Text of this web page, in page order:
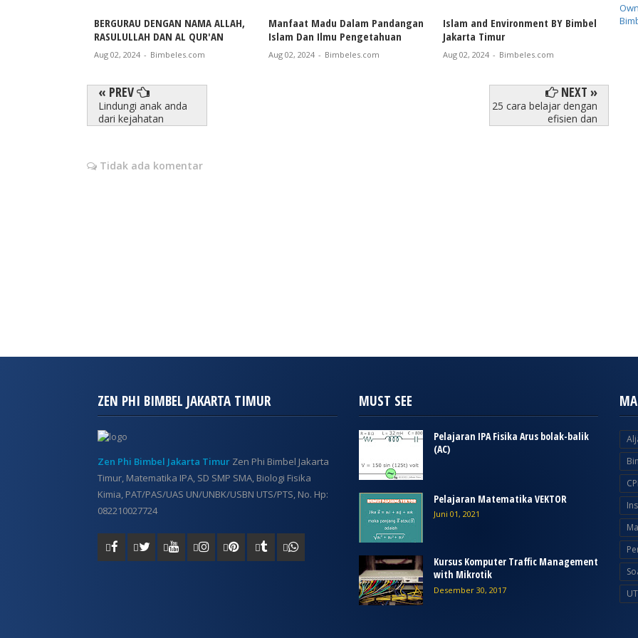
BERGURAU DENGAN NAMA ALLAH,
RASULULLAH DAN AL QUR'AN
Aug 02, 2024 - Bimbeles.com
Manfaat Madu Dalam Pandangan
Islam Dan Ilmu Pengetahuan
Aug 02, 2024 - Bimbeles.com
Islam and Environment BY Bimbel
Jakarta Timur
Aug 02, 2024 - Bimbeles.com
« PREV
Lindungi anak anda
dari kejahatan
NEXT »
25 cara belajar dengan
efisien dan
Tidak ada komentar
ZEN PHI BIMBEL JAKARTA TIMUR
Zen Phi Bimbel Jakarta Timur Zen Phi Bimbel Jakarta
Timur, Matematika IPA, SD SMP SMA, Biologi Fisika
Kimia, PAT/PAS/UAS UN/UNBK/USBN UTS/PTS, No. Hp:
082210027724
MUST SEE
Pelajaran IPA Fisika Arus bolak-balik
(AC)
Pelajaran Matematika VEKTOR
Juni 01, 2021
Kursus Komputer Traffic Management
with Mikrotik
Desember 30, 2017